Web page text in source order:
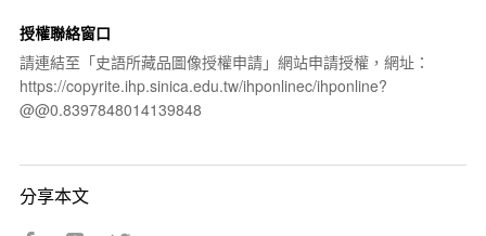
授權聯絡窗口
請連結至「史語所藏品圖像授權申請」網站申請授權，網址：
https://copyrite.ihp.sinica.edu.tw/ihponlinec/ihponline?
@@0.8397848014139848
分享本文